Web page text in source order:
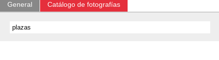
General Catálogo de fotografías